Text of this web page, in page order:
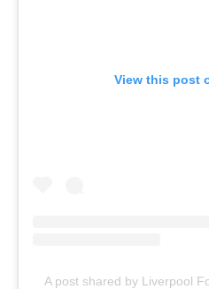
View this post
A post shared by Liverpool